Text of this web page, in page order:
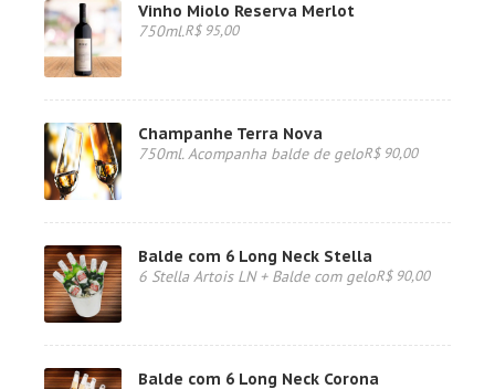
Vinho Miolo Reserva Merlot
750ml.R$ 95,00
Champanhe Terra Nova
750ml. Acompanha balde de geloR$ 90,00
Balde com 6 Long Neck Stella
6 Stella Artois LN + Balde com geloR$ 90,00
Balde com 6 Long Neck Corona